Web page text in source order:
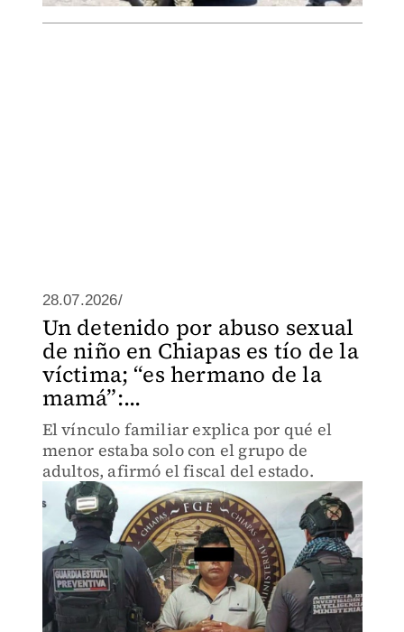
28.07.2026/
Un detenido por abuso sexual
de niño en Chiapas es tío de la
víctima; “es hermano de la
mamá”:...
El vínculo familiar explica por qué el
menor estaba solo con el grupo de
adultos, afirmó el fiscal del estado.